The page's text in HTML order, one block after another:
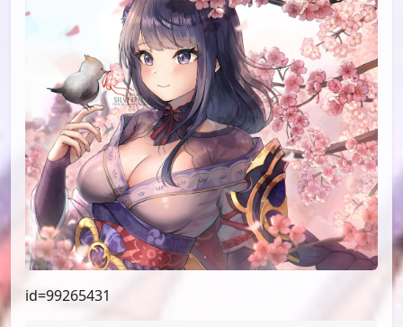
id=99265431